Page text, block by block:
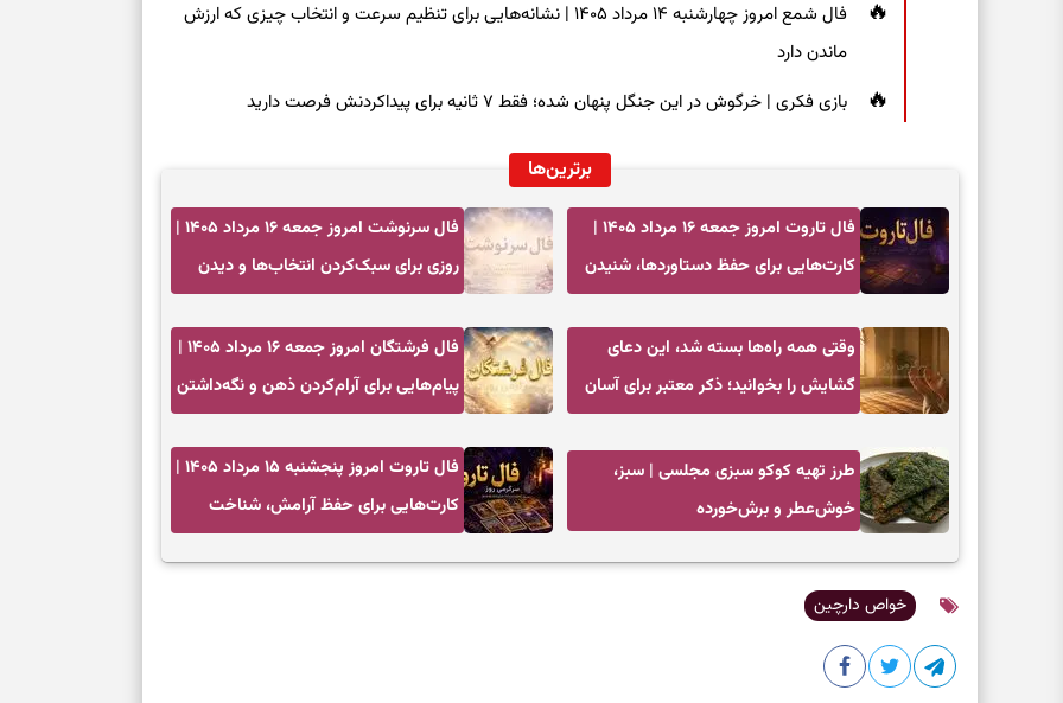
فال شمع امروز چهارشنبه ۱۴ مرداد ۱۴۰۵ | نشانه‌هایی برای تنظیم سرعت و انتخاب چیزی که ارزش
ماندن دارد
بازی فکری | خرگوش در این جنگل پنهان شده؛ فقط ۷ ثانیه برای پیداکردنش فرصت دارید
برترین‌ها
فال تاروت امروز جمعه ۱۶ مرداد ۱۴۰۵ |
کارت‌هایی برای حفظ دستاوردها، شنیدن
فال سرنوشت امروز جمعه ۱۶ مرداد ۱۴۰۵ |
روزی برای سبک‌کردن انتخاب‌ها و دیدن
وقتی همه راه‌ها بسته شد، این دعای
گشایش را بخوانید؛ ذکر معتبر برای آسان
فال فرشتگان امروز جمعه ۱۶ مرداد ۱۴۰۵ |
پیام‌هایی برای آرام‌کردن ذهن و نگه‌داشتن
طرز تهیه کوکو سبزی مجلسی | سبز،
خوش‌عطر و برش‌خورده
فال تاروت امروز پنجشنبه ۱۵ مرداد ۱۴۰۵ |
کارت‌هایی برای حفظ آرامش، شناخت
خواص دارچین